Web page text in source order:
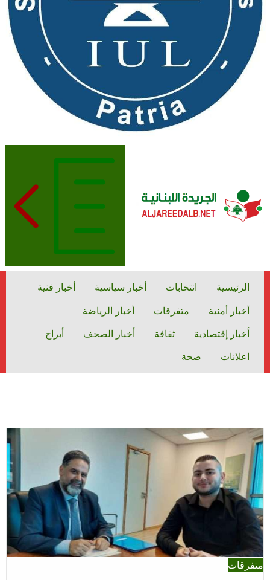
الرئيسية انتخابات أخبار سياسية
أخبار فنية
أخبار أمنية
متفرقات
أخبار الرياضة
أخبار إقتصادية
ثقافة أخبار الصحف
أبراج
اعلانات
صحة
متفرقات